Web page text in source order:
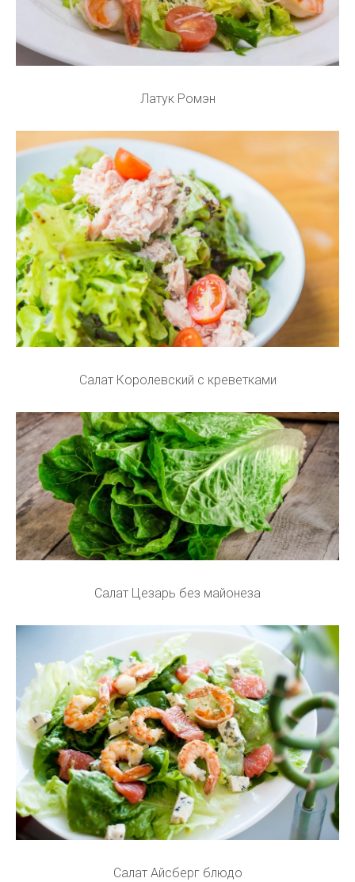
Латук Ромэн
Салат Королевский с креветками
Салат Цезарь без майонеза
Салат Айсберг блюдо